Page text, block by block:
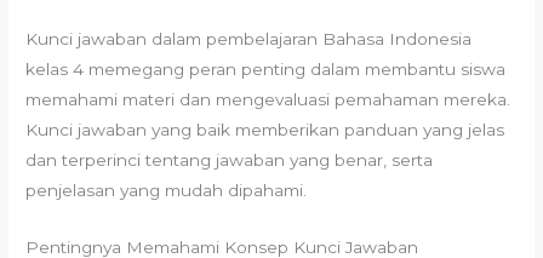
Kunci jawaban dalam pembelajaran Bahasa Indonesia
kelas 4 memegang peran penting dalam membantu siswa
memahami materi dan mengevaluasi pemahaman mereka.
Kunci jawaban yang baik memberikan panduan yang jelas
dan terperinci tentang jawaban yang benar, serta
penjelasan yang mudah dipahami.
Pentingnya Memahami Konsep Kunci Jawaban